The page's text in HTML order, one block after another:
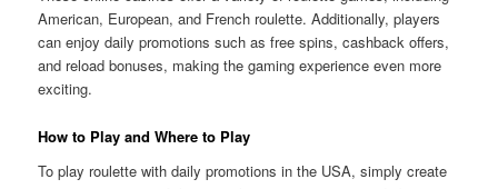
American, European, and French roulette. Additionally, players
can enjoy daily promotions such as free spins, cashback offers,
and reload bonuses, making the gaming experience even more
exciting.
How to Play and Where to Play
To play roulette with daily promotions in the USA, simply create